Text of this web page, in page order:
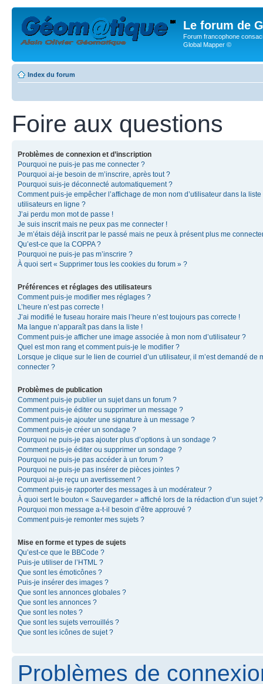
Le forum de
Forum francophone
Global Mapper ©
Index du forum
Foire aux questions
Problèmes de connexion et d’inscription
Pourquoi ne puis-je pas me connecter ?
Pourquoi ai-je besoin de m’inscrire, après tout ?
Pourquoi suis-je déconnecté automatiquement ?
Comment puis-je empêcher l’affichage de mon nom d’utilisateur dans la liste
utilisateurs en ligne ?
J’ai perdu mon mot de passe !
Je suis inscrit mais ne peux pas me connecter !
Je m’étais déjà inscrit par le passé mais ne peux à présent plus me
Qu’est-ce que la COPPA ?
Pourquoi ne puis-je pas m’inscrire ?
À quoi sert « Supprimer tous les cookies du forum » ?
Préférences et réglages des utilisateurs
Comment puis-je modifier mes réglages ?
L’heure n’est pas correcte !
J’ai modifié le fuseau horaire mais l’heure n’est toujours pas correcte !
Ma langue n’apparaît pas dans la liste !
Comment puis-je afficher une image associée à mon nom d’utilisateur ?
Quel est mon rang et comment puis-je le modifier ?
Lorsque je clique sur le lien de courriel d’un utilisateur, il m’est demandé de
connecter ?
Problèmes de publication
Comment puis-je publier un sujet dans un forum ?
Comment puis-je éditer ou supprimer un message ?
Comment puis-je ajouter une signature à un message ?
Comment puis-je créer un sondage ?
Pourquoi ne puis-je pas ajouter plus d’options à un sondage ?
Comment puis-je éditer ou supprimer un sondage ?
Pourquoi ne puis-je pas accéder à un forum ?
Pourquoi ne puis-je pas insérer de pièces jointes ?
Pourquoi ai-je reçu un avertissement ?
Comment puis-je rapporter des messages à un modérateur ?
À quoi sert le bouton « Sauvegarder » affiché lors de la rédaction d’un sujet ?
Pourquoi mon message a-t-il besoin d’être approuvé ?
Comment puis-je remonter mes sujets ?
Mise en forme et types de sujets
Qu’est-ce que le BBCode ?
Puis-je utiliser de l’HTML ?
Que sont les émoticônes ?
Puis-je insérer des images ?
Que sont les annonces globales ?
Que sont les annonces ?
Que sont les notes ?
Que sont les sujets verrouillés ?
Que sont les icônes de sujet ?
Problèmes de